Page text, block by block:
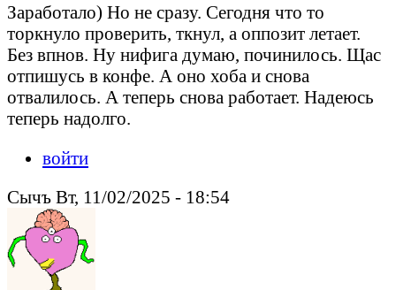
Заработало) Но не сразу. Сегодня что то
торкнуло проверить, ткнул, а оппозит летает.
Без впнов. Ну нифига думаю, починилось. Щас
отпишусь в конфе. А оно хоба и снова
отвалилось. А теперь снова работает. Надеюсь
теперь надолго.
войти
Сычъ Вт, 11/02/2025 - 18:54